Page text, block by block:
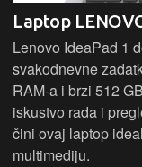
Laptop
Lenovo IdeaPad 1
svakodnevne
RAM-a i brzi 512
iskustvo rada i
čini ovaj laptop
multimediju.